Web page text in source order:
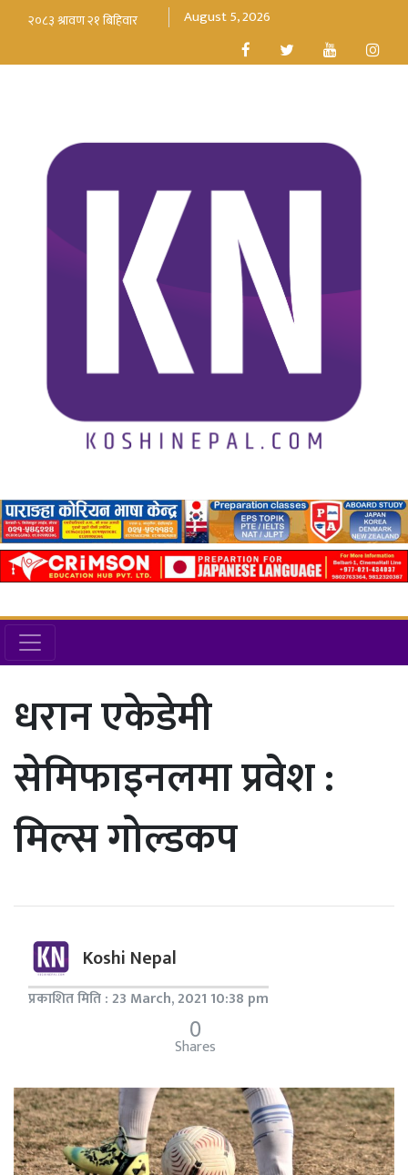
August 5, 2026
धरान एकेडेमी
सेमिफाइनलमा प्रवेश :
मिल्स गोल्डकप
Koshi Nepal
प्रकाशित मिति : 23 March, 2021 10:38 pm
0
Shares